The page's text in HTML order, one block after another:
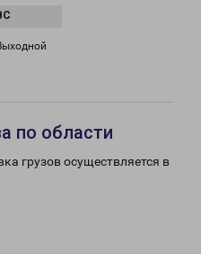
по области
грузов осуществляется в